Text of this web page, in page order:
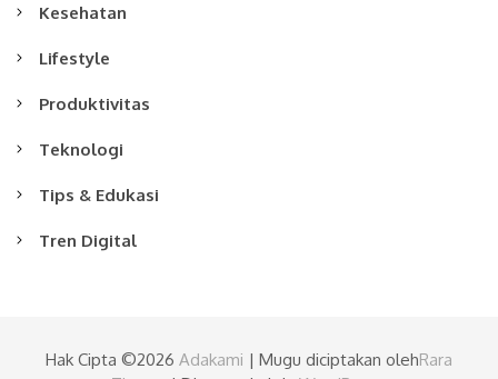
Kesehatan
Lifestyle
Produktivitas
Teknologi
Tips & Edukasi
Tren Digital
Hak Cipta ©2026 Adakami | Mugu diciptakan olehRara